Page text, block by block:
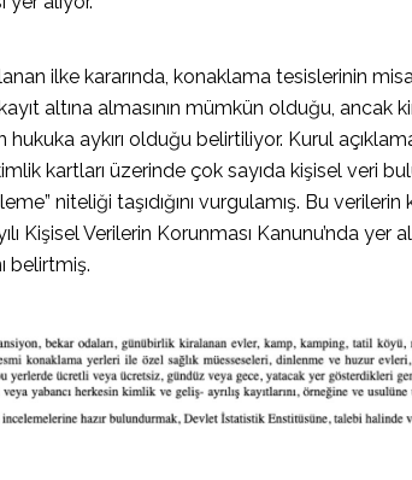
ilke kararında, konaklama tesislerinin
altına almasının mümkün olduğu, ancak
hukuka aykırı olduğu belirtiliyor. Kurul
kartları üzerinde çok sayıda kişisel veri
niteliği taşıdığını vurgulamış. Bu
Kişisel Verilerin Korunması Kanunu’nda yer
belirtmiş.